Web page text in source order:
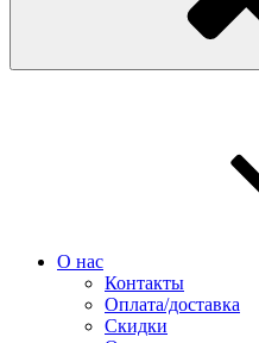
О нас
Контакты
Оплата/доставка
Скидки